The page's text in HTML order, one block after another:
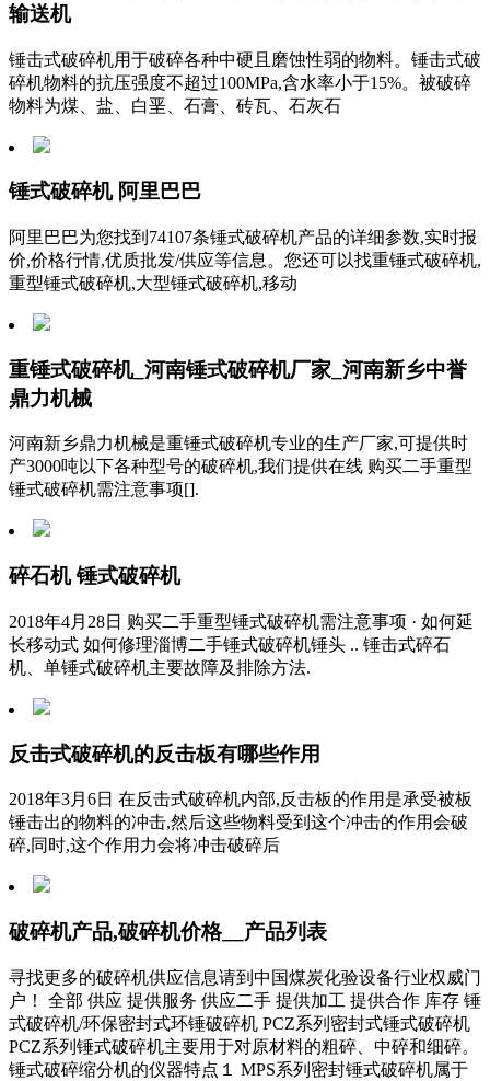
输送机
锤击式破碎机用于破碎各种中硬且磨蚀性弱的物料。锤击式破
碎机物料的抗压强度不超过100MPa,含水率小于15%。被破碎
物料为煤、盐、白垩、石膏、砖瓦、石灰石
锤式破碎机 阿里巴巴
阿里巴巴为您找到74107条锤式破碎机产品的详细参数,实时报
价,价格行情,优质批发/供应等信息。您还可以找重锤式破碎机,
重型锤式破碎机,大型锤式破碎机,移动
重锤式破碎机_河南锤式破碎机厂家_河南新乡中誉
鼎力机械
河南新乡鼎力机械是重锤式破碎机专业的生产厂家,可提供时
产3000吨以下各种型号的破碎机,我们提供在线 购买二手重型
锤式破碎机需注意事项[].
碎石机 锤式破碎机
2018年4月28日 购买二手重型锤式破碎机需注意事项 · 如何延
长移动式 如何修理淄博二手锤式破碎机锤头 .. 锤击式碎石
机、单锤式破碎机主要故障及排除方法.
反击式破碎机的反击板有哪些作用
2018年3月6日 在反击式破碎机内部,反击板的作用是承受被板
锤击出的物料的冲击,然后这些物料受到这个冲击的作用会破
碎,同时,这个作用力会将冲击破碎后
破碎机产品,破碎机价格__产品列表
寻找更多的破碎机供应信息请到中国煤炭化验设备行业权威门
户！ 全部 供应 提供服务 供应二手 提供加工 提供合作 库存 锤
式破碎机/环保密封式环锤破碎机 PCZ系列密封式锤式破碎机
PCZ系列锤式破碎机主要用于对原材料的粗碎、中碎和细碎。
锤式破碎缩分机的仪器特点１ MPS系列密封锤式破碎机属于